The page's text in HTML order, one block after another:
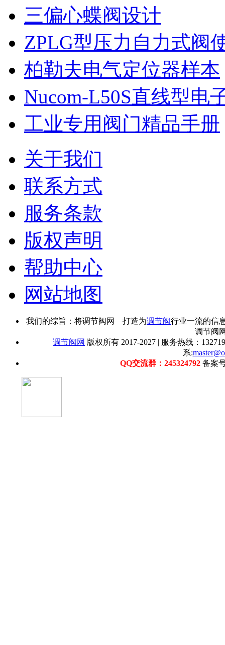
三偏心蝶阀设计
ZPLG型压力自力式阀
柏勒夫电气定位器样本
Nucom-L50S直线型电
工业专用阀门精品手册
关于我们
联系方式
服务条款
版权声明
帮助中心
网站地图
我们的综旨：将调节阀网—打造为调节阀行业一流的信
调节阀
调节阀网 版权所有 2017-2027 | 服务热线：
系:
QQ交流群：245324792 备案